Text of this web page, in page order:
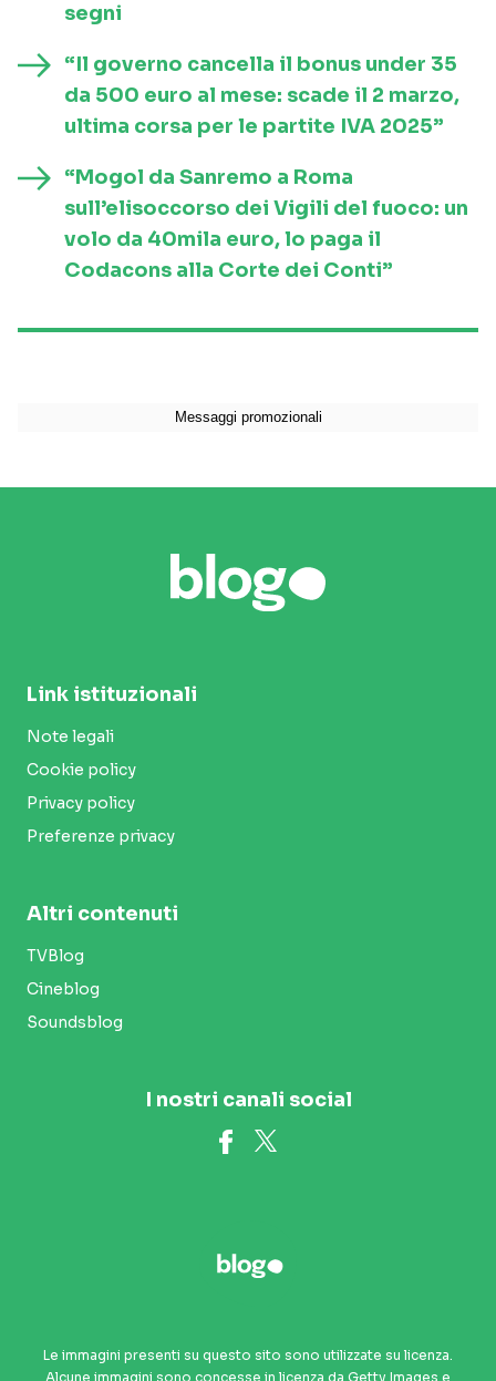
segni
“Il governo cancella il bonus under 35
da 500 euro al mese: scade il 2 marzo,
ultima corsa per le partite IVA 2025”
“Mogol da Sanremo a Roma
sull’elisoccorso dei Vigili del fuoco: un
volo da 40mila euro, lo paga il
Codacons alla Corte dei Conti”
Link istituzionali
Note legali
Cookie policy
Privacy policy
Preferenze privacy
Altri contenuti
TVBlog
Cineblog
Soundsblog
I nostri canali social
Le immagini presenti su questo sito sono utilizzate su licenza.
Alcune immagini sono concesse in licenza da Getty Images e